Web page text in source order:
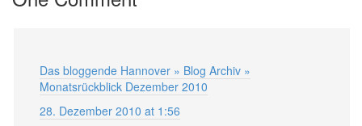
Das bloggende Hannover » Blog Archiv »
Monatsrückblick Dezember 2010
28. Dezember 2010 at 1:56